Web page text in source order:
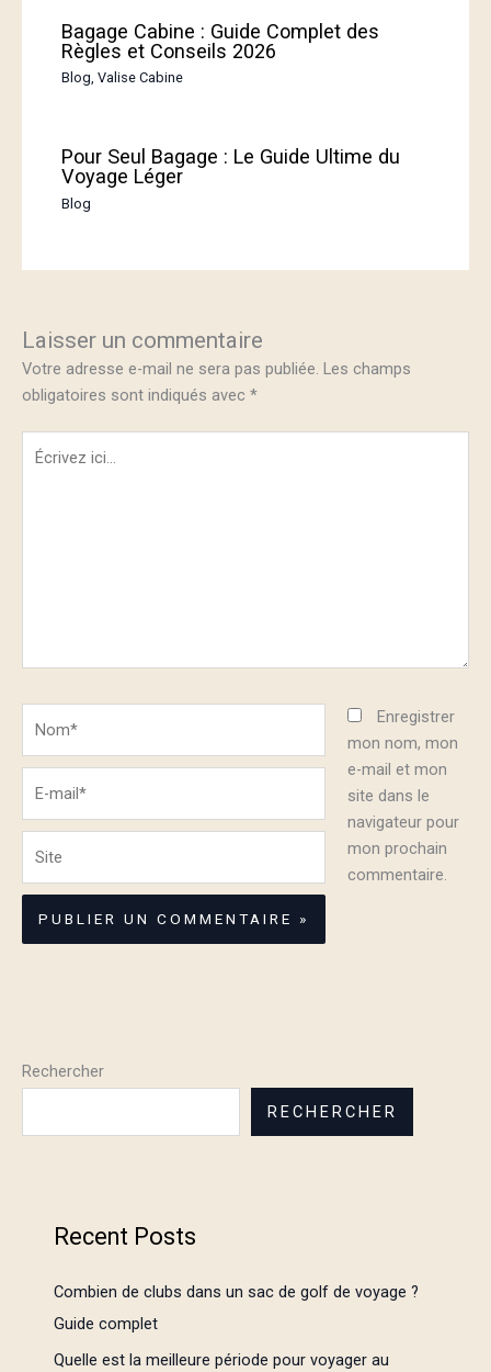
Bagage Cabine : Guide Complet des
Règles et Conseils 2026
Blog,Valise Cabine
Pour Seul Bagage : Le Guide Ultime du
Voyage Léger
Blog
Laisser un commentaire
Votre adresse e-mail ne sera pas publiée. Les champs
obligatoires sont indiqués avec *
Écrivez
mail*
Enregistrer
mon nom, mon
e-mail et mon
site dans le
navigateur pour
mon prochain
commentaire.
Rechercher
RECHERCHER
Recent Posts
Combien de clubs dans un sac de golf de voyage ?
Guide complet
Quelle est la meilleure période pour voyager au